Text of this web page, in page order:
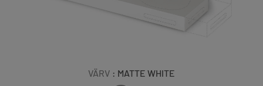
VÄRV : MATTE WHITE